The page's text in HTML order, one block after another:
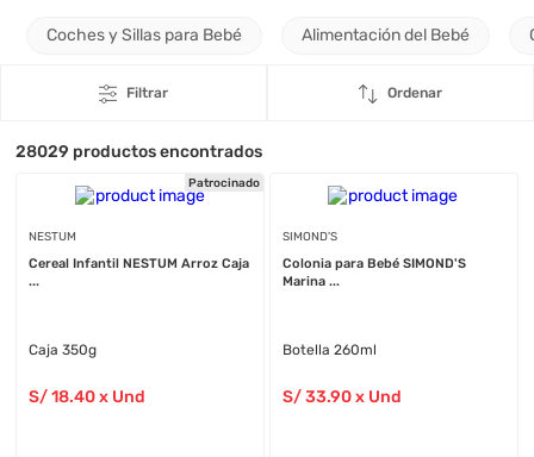
Coches y Sillas para Bebé Alimentación del Bebé
Filtrar Ordenar
28029 productos encontrados
Patrocinado
NESTUM
Cereal Infantil NESTUM Arroz Caja
...
Caja 350g
S/18.40 x Und
SIMOND'S
Colonia para Bebé SIMOND'S
Marina ...
Botella 260ml
S/33.90x Und